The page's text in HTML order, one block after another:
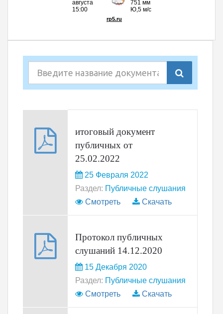
итоговый документ
публичных от
25.02.2022
25 Февраля 2022
Раздел: Публичные слушания
Смотреть
Скачать
Протокол публичных
слушаний 14.12.2020
15 Декабря 2020
Раздел: Публичные слушания
Смотреть
Скачать